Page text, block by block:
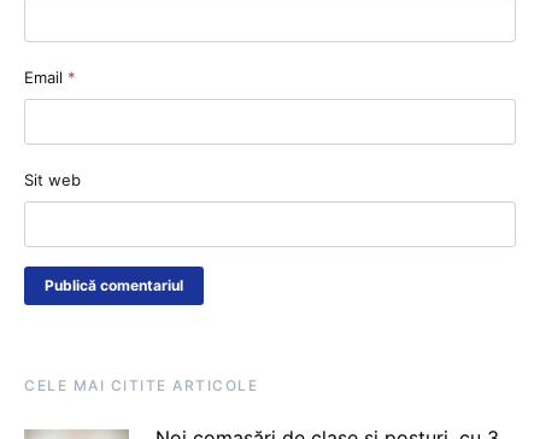
Email *
Sit web
CELE MAI CITITE ARTICOLE